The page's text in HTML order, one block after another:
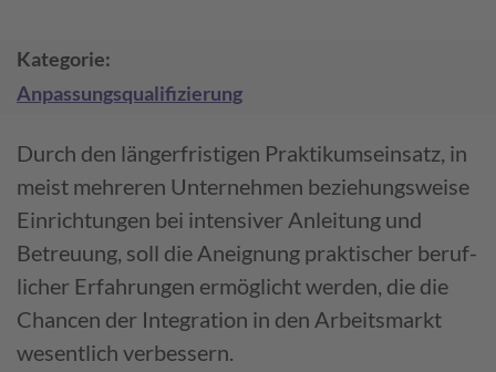
Kategorie
Anpassungs­qualifi­zierung
Durch den länger­fristigen Praktikums­einsatz, in
meist mehreren Unternehmen beziehungs­weise
Ein­richtungen bei intensiver Anleitung und
Betreuung, soll die Aneignung praktischer beruf­
licher Erfahrungen ermög­licht werden, die die
Chancen der Inte­gration in den Arbeits­markt
wesentlich verbessern.